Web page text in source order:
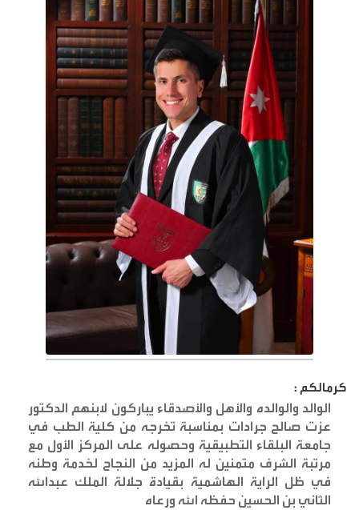
كرمالكم :
الوالد والوالده والأهل والأصدقاء يباركون لابنهم الدكتور
عزت صالح جرادات بمناسبة تخرجه من كلية الطب في
جامعة البلقاء التطبيقية وحصوله على المركز الأول مع
مرتبة الشرف متمنين له المزيد من النجاح لخدمة وطنه
في ظل الراية الهاشمية بقيادة جلالة الملك عبدالله
الثاني بن الحسين حفظه الله ورعاه